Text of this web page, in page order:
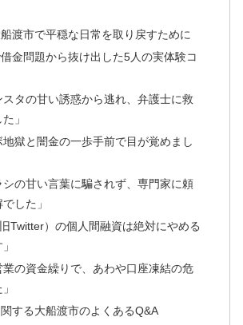
渡市で平穏な日常を取り戻すために
金問題から抜け出した5人の実体験コ
タの甘い誘惑から逃れ、弁護士に救
」
獄と闇金の一歩手前で目が覚めまし
の甘い言葉に騙されず、専門家に頼
した」
Twitter）の個人間融資は絶対にやめる
の資金繰りで、あわや口座凍結の危
する大船渡市のよくあるQ&A